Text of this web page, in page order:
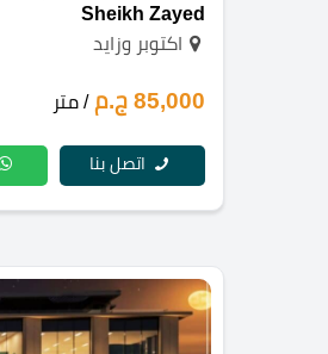
Sheikh Zayed
اكتوبر وزايد
85,000 ج.م / متر
اتصل بنا